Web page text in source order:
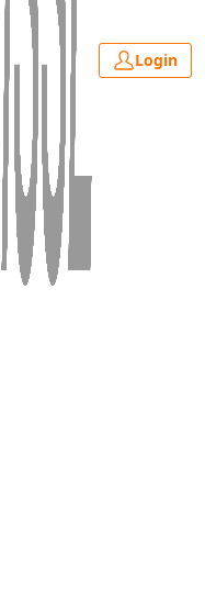
Login